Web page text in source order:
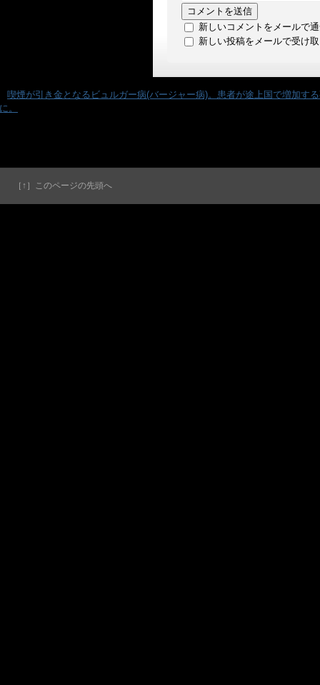
新しいコメントをメールで
新しい投稿をメールで受け
喫煙が引き金となるビュルガー病(バージャー病)。患者が途上国で増加す
に。
［↑］このページの先頭へ